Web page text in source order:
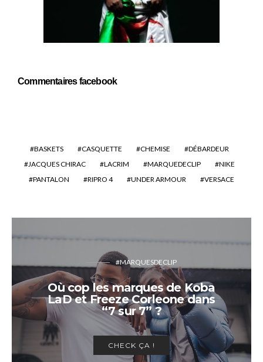
Commentaires facebook
BASKETS CASQUETTE CHEMISE
DÉBARDEUR
JACQUES CHIRAC
LACRIM MARQUEDECLIP
NIKE
PANTALON
RIPRO 4 UNDER ARMOUR VERSACE
#MARQUESDECLIP
Où cop les marques de Koba
LaD et Freeze Corleone dans
“7 sur 7” ?
CHECK ÇA !